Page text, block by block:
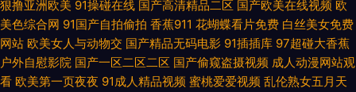
州成人一三区 变态另类人妖综 天天干视频网 国产久久区 亚洲色123 黄色污
视频在线观 伊人春色网 后入小视频 综合色色综合 加勒比啊V网 91av足交 黄
狠撸亚洲欧美 91操碰在线 国产高清精品二区 国产欧美在线视频 欧
美色综合网 91国产自拍偷拍 香蕉911 花蝴蝶看片免费 白丝美女免费
网站 欧美女人与动物交 国产精品无码电影 91插插库 97超碰大香蕉
户外自慰影院 国产一区二区二区 国产偷窥盗摄视频 成人动漫网站观
看 欧美第一页夜夜 91成人精品视频 蜜桃爱爱视频 乱伦熟女五月天